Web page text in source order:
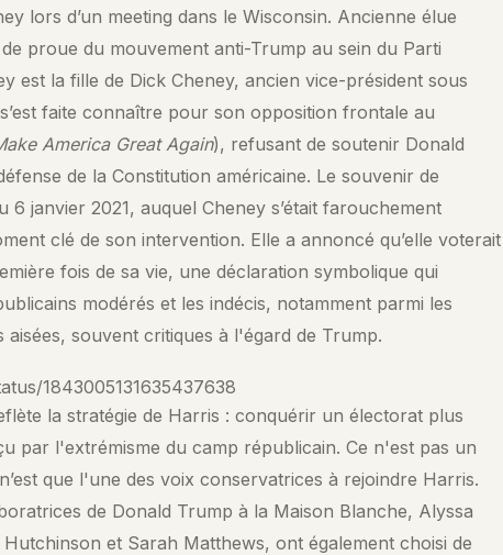
lors d’un meeting dans le Wisconsin. Ancienne élue
proue du mouvement anti-Trump au sein du Parti
est la fille de Dick Cheney, ancien vice-président sous
faite connaître pour son opposition frontale au
America Great Again), refusant de soutenir Donald
de la Constitution américaine. Le souvenir de
6 janvier 2021, auquel Cheney s’était farouchement
clé de son intervention. Elle a annoncé qu’elle voterait
fois de sa vie, une déclaration symbolique qui
modérés et les indécis, notamment parmi les
aisées, souvent critiques à l'égard de Trump.
1843005131635437638
la stratégie de Harris : conquérir un électorat plus
par l'extrémisme du camp républicain. Ce n'est pas un
que l'une des voix conservatrices à rejoindre Harris.
de Donald Trump à la Maison Blanche, Alyssa
et Sarah Matthews, ont également choisi de